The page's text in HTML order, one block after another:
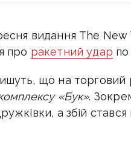
видання The New
про ракетний удар по
що на торговий
«Бук».
а збій стався